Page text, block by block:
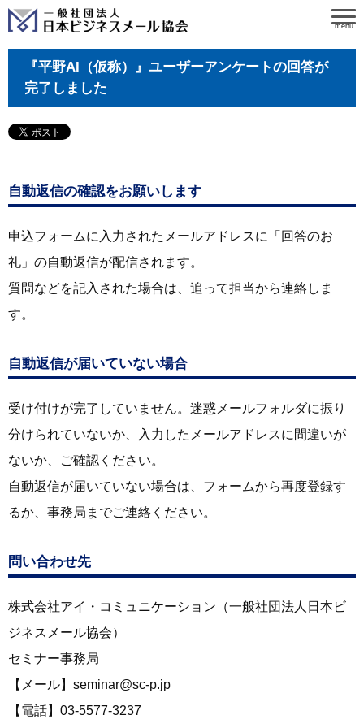
menu
『平野AI（仮称）』ユーザーアンケートの回答が
完了しました
自動返信の確認をお願いします
申込フォームに入力されたメールアドレスに「回答のお
礼」の自動返信が配信されます。
質問などを記入された場合は、追って担当から連絡しま
す。
自動返信が届いていない場合
受け付けが完了していません。迷惑メールフォルダに振り
分けられていないか、入力したメールアドレスに間違いが
ないか、ご確認ください。
自動返信が届いていない場合は、フォームから再度登録す
るか、事務局までご連絡ください。
問い合わせ先
株式会社アイ・コミュニケーション（一般社団法人日本ビ
ジネスメール協会）
セミナー事務局
【メール】seminar@sc-p.jp
【電話】03-5577-3237